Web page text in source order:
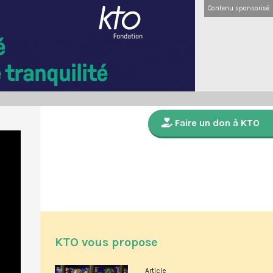
Contenu sponsorisé
Faire un don à KTO
KTO vous propose
Article